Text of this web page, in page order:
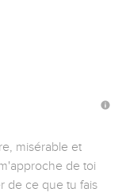
misérable et
de toi
de ce que tu fais